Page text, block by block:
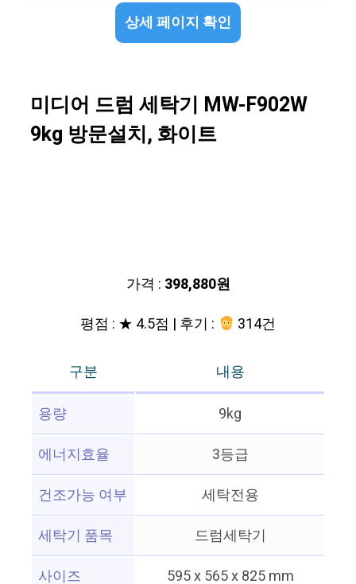
상세 페이지 확인
미디어 드럼 세탁기 MW-F902W
9kg 방문설치, 화이트
가격 : 398,880원
평점 : ★ 4.5점 | 후기 :
314건
구분
내용
용량
9kg
에너지효율
3등급
건조가능 여부
세탁전용
세탁기 품목
드럼세탁기
사이즈
595 x 565 x 825 mm